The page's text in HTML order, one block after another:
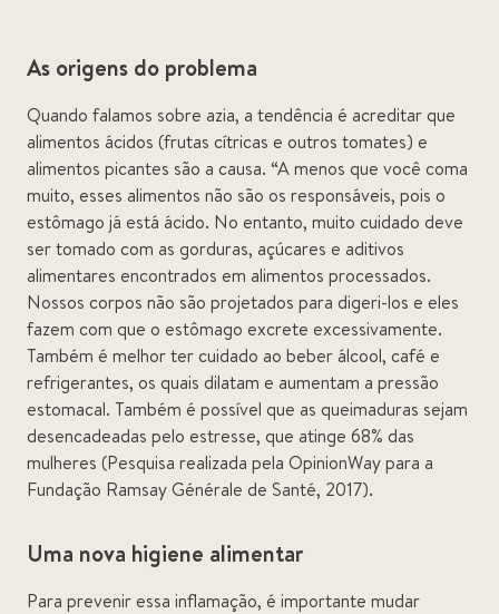
As origens do problema
Quando falamos sobre azia, a tendência é acreditar que
alimentos ácidos (frutas cítricas e outros tomates) e
alimentos picantes são a causa. “A menos que você coma
muito, esses alimentos não são os responsáveis, pois o
estômago já está ácido. No entanto, muito cuidado deve
ser tomado com as gorduras, açúcares e aditivos
alimentares encontrados em alimentos processados.
Nossos corpos não são projetados para digeri-los e eles
fazem com que o estômago excrete excessivamente.
Também é melhor ter cuidado ao beber álcool, café e
refrigerantes, os quais dilatam e aumentam a pressão
estomacal. Também é possível que as queimaduras sejam
desencadeadas pelo estresse, que atinge 68% das
mulheres (Pesquisa realizada pela OpinionWay para a
Fundação Ramsay Générale de Santé, 2017).
Uma nova higiene alimentar
Para prevenir essa inflamação, é importante mudar